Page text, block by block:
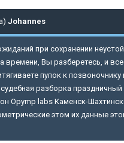
Johannes
при сохранении
времени, Вы разберетесь, и
пупок к позвоночнику
судебная разборка
Opymp labs Каменск-
этом их данные